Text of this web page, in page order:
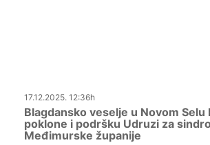
17.12.2025. 12:36h
Blagdansko veselje u Novom Selu
poklone i podršku Udruzi za
Međimurske županije